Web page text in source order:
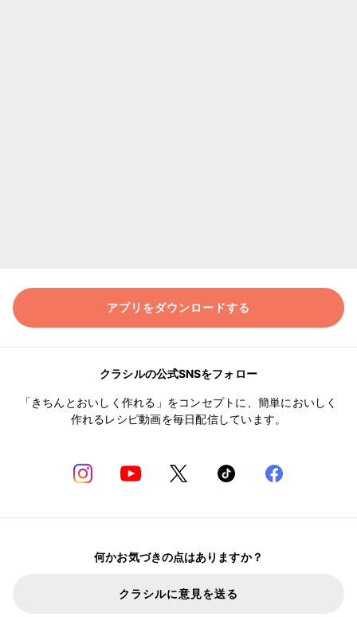
アプリをダウンロードする
クラシルの公式SNSをフォロー
「きちんとおいしく作れる」をコンセプトに、簡単においしく
作れるレシピ動画を毎日配信しています。
何かお気づきの点はありますか？
クラシルに意見を送る